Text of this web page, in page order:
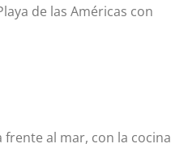
de las Américas con
al mar, con la cocina